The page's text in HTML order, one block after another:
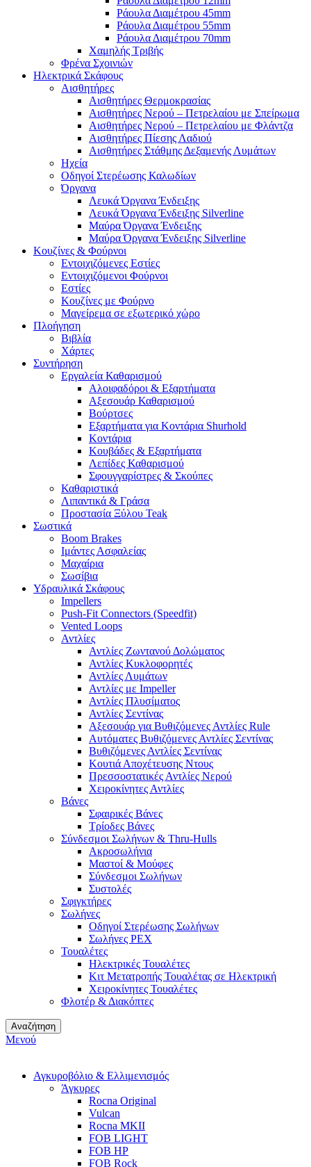
Ράουλα Διαμέτρου 45mm
Ράουλα Διαμέτρου 55mm
Ράουλα Διαμέτρου 70mm
Χαμηλής Τριβής
Φρένα Σχοινιών
Ηλεκτρικά Σκάφους
Αισθητήρες
Αισθητήρες Θερμοκρασίας
Αισθητήρες Νερού – Πετρελαίου με Σπείρωμα
Αισθητήρες Νερού – Πετρελαίου με Φλάντζα
Αισθητήρες Πίεσης Λαδιού
Αισθητήρες Στάθμης Δεξαμενής Λυμάτων
Ηχεία
Οδηγοί Στερέωσης Καλωδίων
Όργανα
Λευκά Όργανα Ένδειξης
Λευκά Όργανα Ένδειξης Silverline
Μαύρα Όργανα Ένδειξης
Μαύρα Όργανα Ένδειξης Silverline
Κουζίνες & Φούρνοι
Εντοιχιζόμενες Εστίες
Εντοιχιζόμενοι Φούρνοι
Εστίες
Κουζίνες με Φούρνο
Μαγείρεμα σε εξωτερικό χώρο
Πλοήγηση
Βιβλία
Χάρτες
Συντήρηση
Εργαλεία Καθαρισμού
Αλοιφαδόροι & Εξαρτήματα
Αξεσουάρ Καθαρισμού
Βούρτσες
Εξαρτήματα για Κοντάρια Shurhold
Κοντάρια
Κουβάδες & Εξαρτήματα
Λεπίδες Καθαρισμού
Σφουγγαρίστρες & Σκούπες
Καθαριστικά
Λιπαντικά & Γράσα
Προστασία Ξύλου Teak
Σωστικά
Boom Brakes
Ιμάντες Ασφαλείας
Μαχαίρια
Σωσίβια
Υδραυλικά Σκάφους
Impellers
Push-Fit Connectors (Speedfit)
Vented Loops
Αντλίες
Αντλίες Ζωντανού Δολώματος
Αντλίες Κυκλοφορητές
Αντλίες Λυμάτων
Αντλίες με Impeller
Αντλίες Πλυσίματος
Αντλίες Σεντίνας
Αξεσουάρ για Βυθιζόμενες Αντλίες Rule
Αυτόματες Βυθιζόμενες Αντλίες Σεντίνας
Βυθιζόμενες Αντλίες Σεντίνας
Κουτιά Αποχέτευσης Ντους
Πρεσσοστατικές Αντλίες Νερού
Χειροκίνητες Αντλίες
Βάνες
Σφαιρικές Βάνες
Τρίοδες Βάνες
Σύνδεσμοι Σωλήνων & Thru-Hulls
Ακροσωλήνια
Μαστοί & Μούφες
Σύνδεσμοι Σωλήνων
Συστολές
Σφιγκτήρες
Σωλήνες
Οδηγοί Στερέωσης Σωλήνων
Σωλήνες PEX
Τουαλέτες
Ηλεκτρικές Τουαλέτες
Κιτ Μετατροπής Τουαλέτας σε Ηλεκτρική
Χειροκίνητες Τουαλέτες
Φλοτέρ & Διακόπτες
Αναζήτηση
Μενού
Αγκυροβόλιο & Ελλιμενισμός
Άγκυρες
Rocna Original
Vulcan
Rocna MKII
FOB LIGHT
FOB HP
FOB Rock